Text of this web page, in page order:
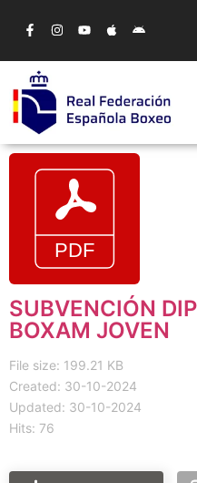
SUBVENCIÓN
BOXAM JOVEN
File size: 199.21 KB
Created: 30-10-2024
Updated: 30-10-2024
Hits: 76